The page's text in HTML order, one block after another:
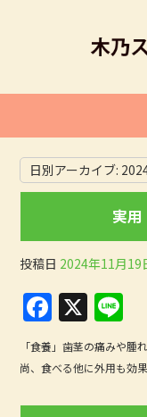
日別アーカイブ:
実
投稿日 2024年11月19
F
a
c
X
n
e
「食養」歯茎の痛みや腫
尚、食べる他に外用も効果